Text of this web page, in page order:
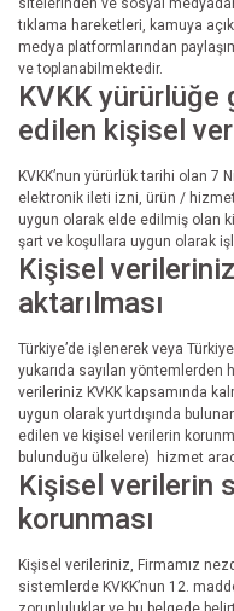
sitelerinden ve sosyal
tıklama hareketleri, kamuya
medya platformlarından
ve toplanabilmektedir.
KVKK yürürlüğe
edilen kişisel
KVKK’nun yürürlük tarihi olan 7
elektronik ileti izni, ürün /
uygun olarak elde edilmiş olan
şart ve koşullara uygun olarak
Kişisel
aktarılması
Türkiye’de işlenerek veya
yukarıda sayılan yöntemlerden
verileriniz KVKK kapsamında
uygun olarak yurtdışında
edilen ve kişisel verilerin
bulunduğu ülkelere) hizmet
Kişisel verilerin
korunması
Kişisel verileriniz, Firmamız
sistemlerde KVKK’nun 12.